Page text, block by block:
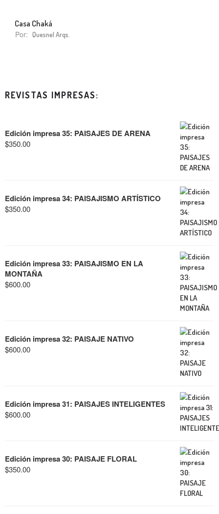
Casa Chaká
Por: Quesnel Arqs.
REVISTAS IMPRESAS:
Edición impresa 35: PAISAJES DE ARENA
$350.00
Edición impresa 34: PAISAJISMO ARTÍSTICO
$350.00
Edición impresa 33: PAISAJISMO EN LA
MONTAÑA
$600.00
Edición impresa 32: PAISAJE NATIVO
$600.00
Edición impresa 31: PAISAJES INTELIGENTES
$600.00
Edición impresa 30: PAISAJE FLORAL
$350.00